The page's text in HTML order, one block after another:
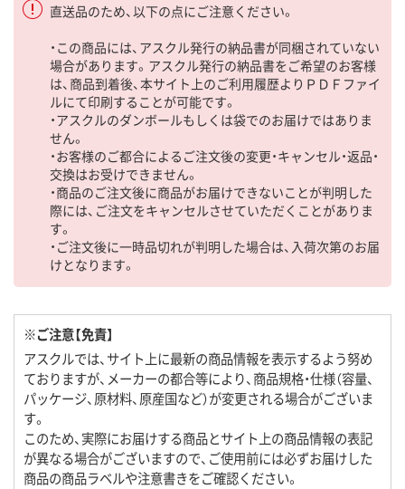
直送品のため、以下の点にご注意ください。
・この商品には、アスクル発行の納品書が同梱されていない
場合があります。アスクル発行の納品書をご希望のお客様
は、商品到着後、本サイト上のご利用履歴よりＰＤＦファイ
ルにて印刷することが可能です。
・アスクルのダンボールもしくは袋でのお届けではありま
せん。
・お客様のご都合によるご注文後の変更・キャンセル・返品・
交換はお受けできません。
・商品のご注文後に商品がお届けできないことが判明した
際には、ご注文をキャンセルさせていただくことがありま
す。
・ご注文後に一時品切れが判明した場合は、入荷次第のお届
けとなります。
※ご注意【免責】
アスクルでは、サイト上に最新の商品情報を表示するよう努め
ておりますが、メーカーの都合等により、商品規格・仕様（容量、
パッケージ、原材料、原産国など）が変更される場合がございま
す。
このため、実際にお届けする商品とサイト上の商品情報の表記
が異なる場合がございますので、ご使用前には必ずお届けした
商品の商品ラベルや注意書きをご確認ください。